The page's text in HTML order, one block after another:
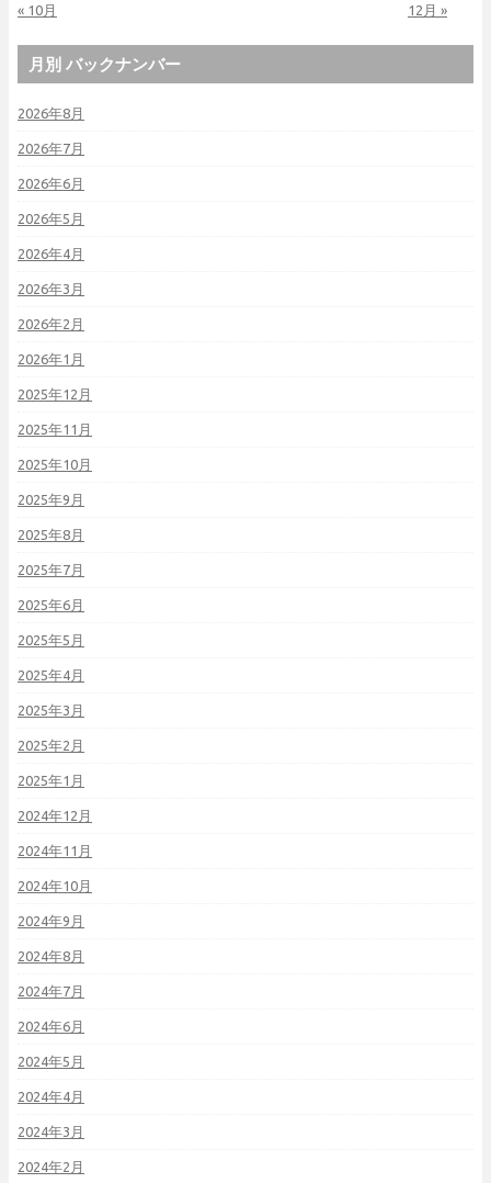
« 10月 12月 »
月別 バックナンバー
2026年8月
2026年7月
2026年6月
2026年5月
2026年4月
2026年3月
2026年2月
2026年1月
2025年12月
2025年11月
2025年10月
2025年9月
2025年8月
2025年7月
2025年6月
2025年5月
2025年4月
2025年3月
2025年2月
2025年1月
2024年12月
2024年11月
2024年10月
2024年9月
2024年8月
2024年7月
2024年6月
2024年5月
2024年4月
2024年3月
2024年2月